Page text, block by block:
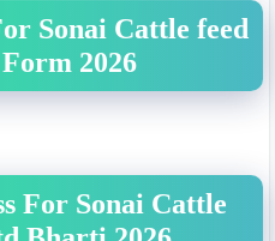
Sonai Cattle feed
2026
For Sonai Cattle